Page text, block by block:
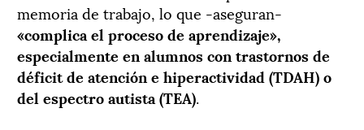
memoria de trabajo, lo que -aseguran-
«complica el proceso de aprendizaje»,
especialmente en alumnos con trastornos de
déficit de atención e hiperactividad (TDAH) o
del espectro autista (TEA).